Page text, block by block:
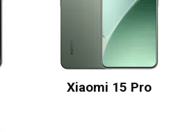
Xiaomi 15 Pro